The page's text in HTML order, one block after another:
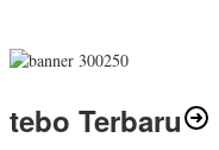
tebo Terbaru